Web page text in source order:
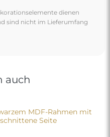
dienen
sind nicht im Lieferumfang
auch